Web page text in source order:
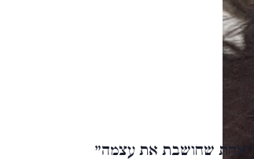
"אחת שחושבת את עצמה"